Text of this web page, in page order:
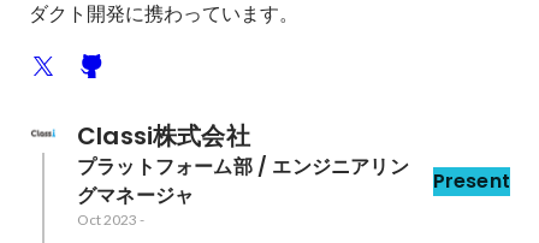
ダクト開発に携わっています。
Classi株式会社
プラットフォーム部 / エンジニアリン
グマネージャ
Present
Oct 2023 -